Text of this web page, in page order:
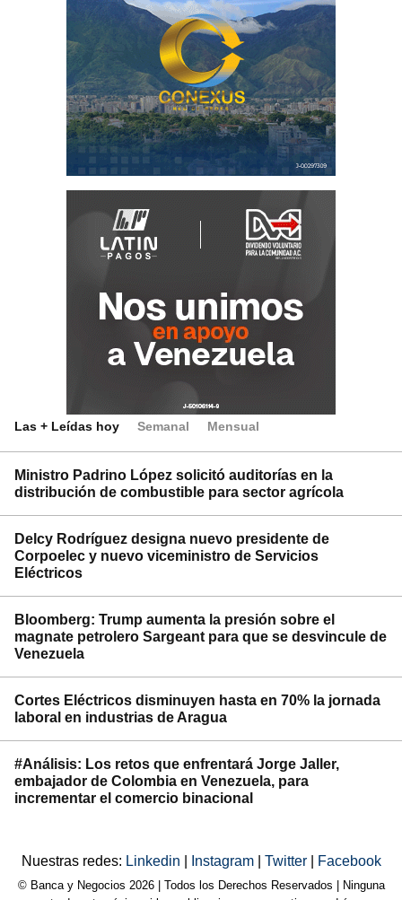
Las + Leídas hoy Semanal Mensual
Ministro Padrino López solicitó auditorías en la
distribución de combustible para sector agrícola
Delcy Rodríguez designa nuevo presidente de
Corpoelec y nuevo viceministro de Servicios
Eléctricos
Bloomberg: Trump aumenta la presión sobre el
magnate petrolero Sargeant para que se desvincule de
Venezuela
Cortes Eléctricos disminuyen hasta en 70% la jornada
laboral en industrias de Aragua
#Análisis: Los retos que enfrentará Jorge Jaller,
embajador de Colombia en Venezuela, para
incrementar el comercio binacional
Nuestras redes: Linkedin Instagram Twitter Facebook
© Banca y Negocios 2026 | Todos los Derechos Reservados | Ninguna